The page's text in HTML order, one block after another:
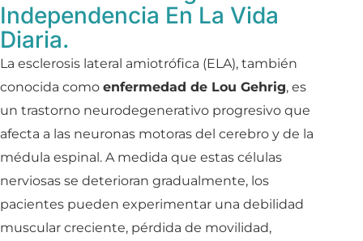
Independencia En La Vida
Diaria.
La esclerosis lateral amiotrófica (ELA), también
conocida como enfermedad de Lou Gehrig, es
un trastorno neurodegenerativo progresivo que
afecta a las neuronas motoras del cerebro y de la
médula espinal. A medida que estas células
nerviosas se deterioran gradualmente, los
pacientes pueden experimentar una debilidad
muscular creciente, pérdida de movilidad,